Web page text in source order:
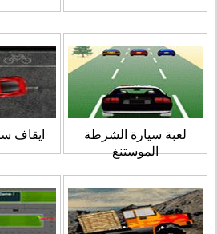
لعبة سيارة الشرطة
الموستنغ
ايقاف